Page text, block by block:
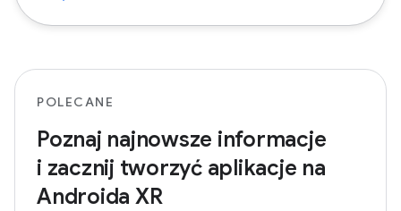
POLECANE
Poznaj najnowsze informacje
i zacznij tworzyć aplikacje na
Androida XR